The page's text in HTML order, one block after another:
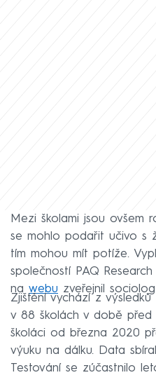
Mezi školami jsou ovšem
se mohlo podařit učivo s
tím mohou mít potíže.
společností PAQ
na webu zveřejnil
Zjištění vychází z
v 88 školách v době před
školáci od března 2020
výuku na dálku. Data
Testování se zúčastnilo